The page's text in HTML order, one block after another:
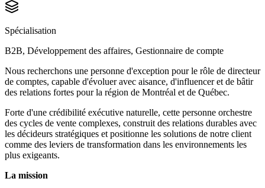
Spécialisation
B2B, Développement des affaires, Gestionnaire de compte
Nous recherchons une personne d'exception pour le rôle de directeur
de comptes, capable d'évoluer avec aisance, d'influencer et de bâtir
des relations fortes pour la région de Montréal et de Québec.
Forte d'une crédibilité exécutive naturelle, cette personne orchestre
des cycles de vente complexes, construit des relations durables avec
les décideurs stratégiques et positionne les solutions de notre client
comme des leviers de transformation dans les environnements les
plus exigeants.
La mission